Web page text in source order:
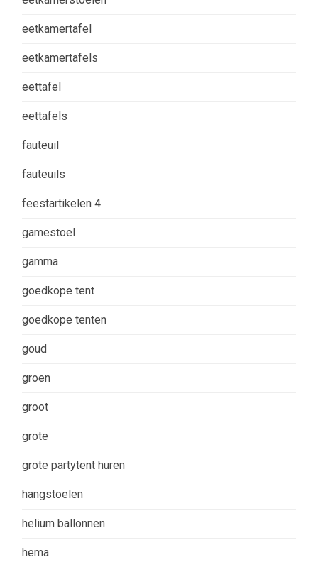
eetkamertafel
eetkamertafels
eettafel
eettafels
fauteuil
fauteuils
feestartikelen 4
gamestoel
gamma
goedkope tent
goedkope tenten
goud
groen
groot
grote
grote partytent huren
hangstoelen
helium ballonnen
hema